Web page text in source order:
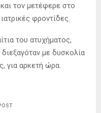
τον μετέφερε στο
φροντίδες.
του ατυχήματος,
με δυσκολία
για αρκετή ώρα.